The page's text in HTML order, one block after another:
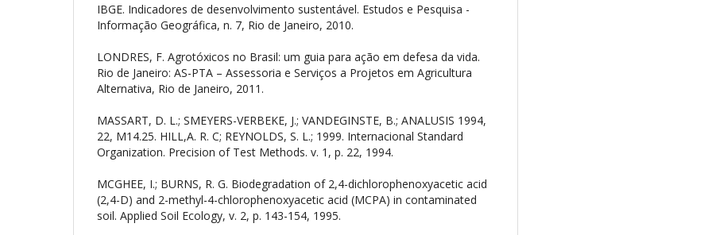
IBGE. Indicadores de desenvolvimento sustentável. Estudos e Pesquisa -
Informação Geográfica, n. 7, Rio de Janeiro, 2010.
LONDRES, F. Agrotóxicos no Brasil: um guia para ação em defesa da vida.
Rio de Janeiro: AS-PTA – Assessoria e Serviços a Projetos em Agricultura
Alternativa, Rio de Janeiro, 2011.
MASSART, D. L.; SMEYERS-VERBEKE, J.; VANDEGINSTE, B.; ANALUSIS 1994,
22, M14.25. HILL,A. R. C; REYNOLDS, S. L.; 1999. Internacional Standard
Organization. Precision of Test Methods. v. 1, p. 22, 1994.
MCGHEE, I.; BURNS, R. G. Biodegradation of 2,4-dichlorophenoxyacetic acid
(2,4-D) and 2-methyl-4-chlorophenoxyacetic acid (MCPA) in contaminated
soil. Applied Soil Ecology, v. 2, p. 143-154, 1995.